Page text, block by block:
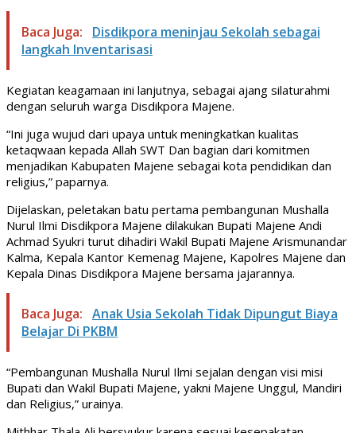
Baca Juga:
Disdikpora meninjau Sekolah sebagai
langkah Inventarisasi
Kegiatan keagamaan ini lanjutnya, sebagai ajang silaturahmi
dengan seluruh warga Disdikpora Majene.
“Ini juga wujud dari upaya untuk meningkatkan kualitas
ketaqwaan kepada Allah SWT Dan bagian dari komitmen
menjadikan Kabupaten Majene sebagai kota pendidikan dan
religius,” paparnya.
Dijelaskan, peletakan batu pertama pembangunan Mushalla
Nurul Ilmi Disdikpora Majene dilakukan Bupati Majene Andi
Achmad Syukri turut dihadiri Wakil Bupati Majene Arismunandar
Kalma, Kepala Kantor Kemenag Majene, Kapolres Majene dan
Kepala Dinas Disdikpora Majene bersama jajarannya.
Baca Juga: Anak Usia Sekolah Tidak Dipungut Biaya
Belajar Di PKBM
“Pembangunan Mushalla Nurul Ilmi sejalan dengan visi misi
Bupati dan Wakil Bupati Majene, yakni Majene Unggul, Mandiri
dan Religius,” urainya.